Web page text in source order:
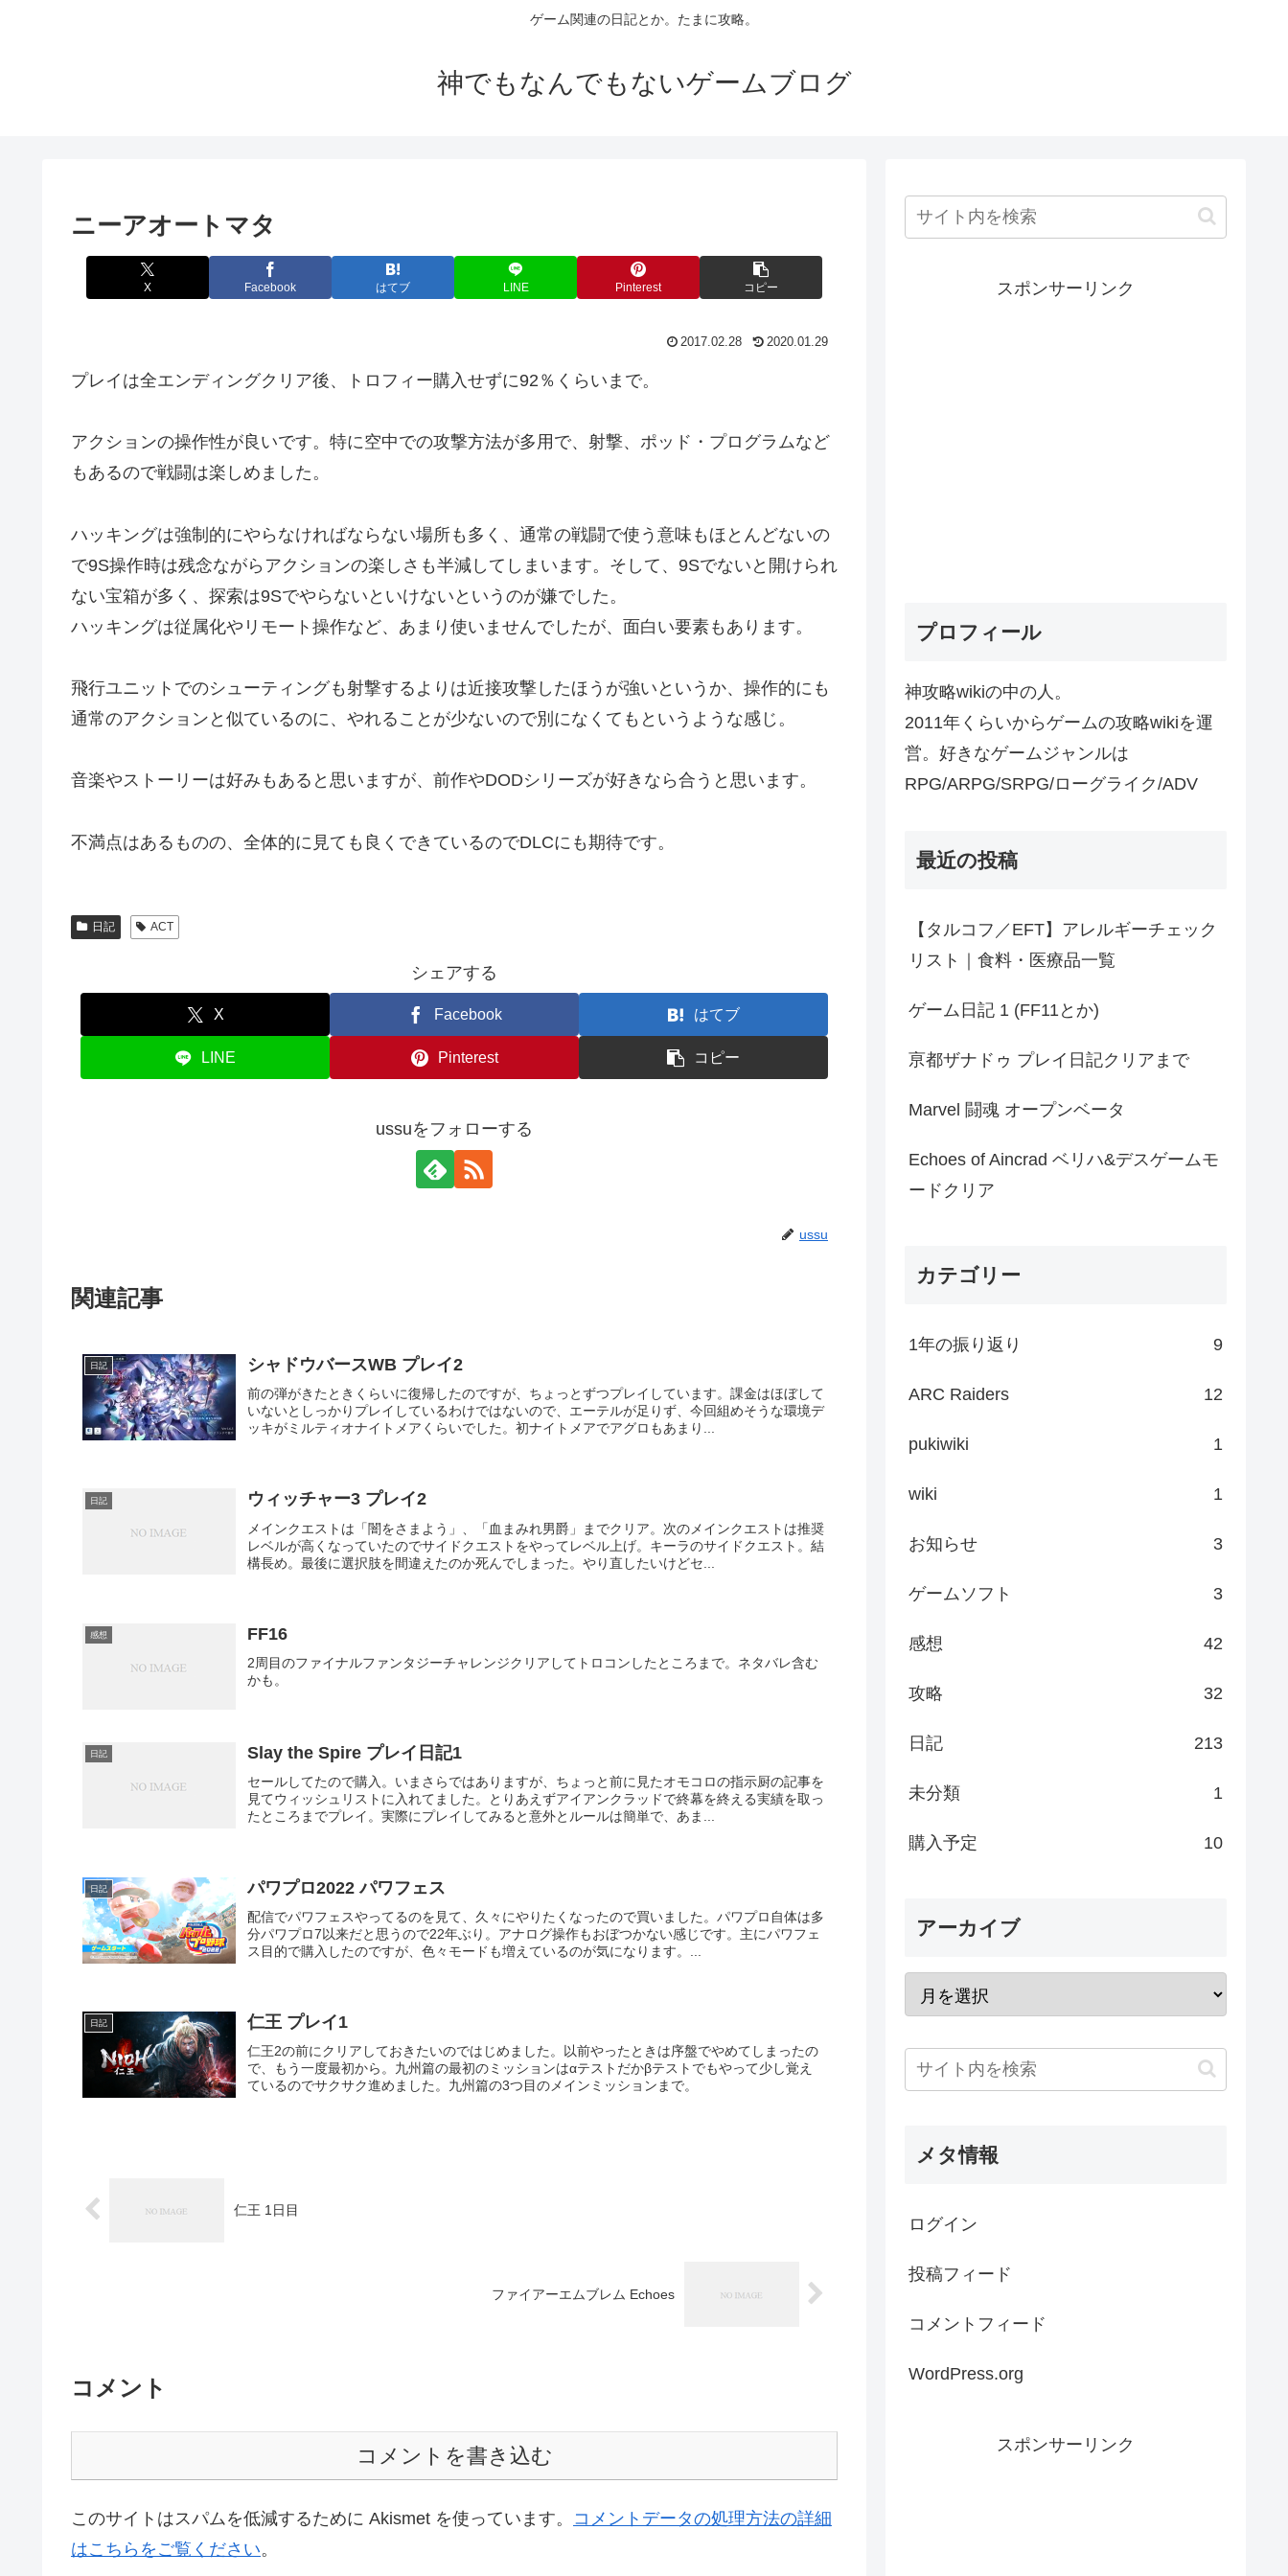
ゲーム関連の日記とか。たまに攻略。
神でもなんでもないゲームブログ
ニーアオートマタ
X Facebook はてブ LINE Pinterest コピー
2017.02.28 2020.01.29
プレイは全エンディングクリア後、トロフィー購入せずに92％くらいまで。
アクションの操作性が良いです。特に空中での攻撃方法が多用で、射撃、ポッド・プログラムなど
もあるので戦闘は楽しめました。
ハッキングは強制的にやらなければならない場所も多く、通常の戦闘で使う意味もほとんどないの
で9S操作時は残念ながらアクションの楽しさも半減してしまいます。そして、9Sでないと開けられ
ない宝箱が多く、探索は9Sでやらないといけないというのが嫌でした。
ハッキングは従属化やリモート操作など、あまり使いませんでしたが、面白い要素もあります。
飛行ユニットでのシューティングも射撃するよりは近接攻撃したほうが強いというか、操作的にも
通常のアクションと似ているのに、やれることが少ないので別になくてもというような感じ。
音楽やストーリーは好みもあると思いますが、前作やDODシリーズが好きなら合うと思います。
不満点はあるものの、全体的に見ても良くできているのでDLCにも期待です。
日記 ACT
シェアする
X Facebook はてブ
LINE Pinterest コピー
ussuをフォローする
ussu
関連記事
日記 シャドウバースWB プレイ2
前の弾がきたときくらいに復帰したのですが、ちょっとずつプレイしています。課金はほぼして
いないとしっかりプレイしているわけではないので、エーテルが足りず、今回組めそうな環境デ
ッキがミルティオナイトメアくらいでした。初ナイトメアでアグロもあまり...
日記 ウィッチャー3 プレイ2
メインクエストは「闇をさまよう」、「血まみれ男爵」までクリア。次のメインクエストは推奨
レベルが高くなっていたのでサイドクエストをやってレベル上げ。キーラのサイドクエスト。結
構長め。最後に選択肢を間違えたのか死んでしまった。やり直したいけどセ...
感想 FF16
2周目のファイナルファンタジーチャレンジクリアしてトロコンしたところまで。ネタバレ含む
かも。
日記 Slay the Spire プレイ日記1
セールしてたので購入。いまさらではありますが、ちょっと前に見たオモコロの指示厨の記事を
見てウィッシュリストに入れてました。とりあえずアイアンクラッドで終幕を終える実績を取っ
たところまでプレイ。実際にプレイしてみると意外とルールは簡単で、あま...
日記 パワプロ2022 パワフェス
配信でパワフェスやってるのを見て、久々にやりたくなったので買いました。パワプロ自体は多
分パワプロ7以来だと思うので22年ぶり。アナログ操作もおぼつかない感じです。主にパワフェ
ス目的で購入したのですが、色々モードも増えているのが気になります。...
日記 仁王 プレイ1
仁王2の前にクリアしておきたいのではじめました。以前やったときは序盤でやめてしまったの
で、もう一度最初から。九州篇の最初のミッションはαテストだかβテストでもやって少し覚え
ているのでサクサク進めました。九州篇の3つ目のメインミッションまで。
仁王 1日目
ファイアーエムブレム Echoes
コメント
コメントを書き込む
このサイトはスパムを低減するために Akismet を使っています。 コメントデータの処理方法の詳細
はこちらをご覧ください。
スポンサーリンク
プロフィール
神攻略wikiの中の人。
2011年くらいからゲームの攻略wikiを運
営。好きなゲームジャンルは
RPG/ARPG/SRPG/ローグライク/ADV
最近の投稿
【タルコフ／EFT】アレルギーチェック
リスト｜食料・医療品一覧
ゲーム日記 1 (FF11とか)
亰都ザナドゥ プレイ日記クリアまで
Marvel 闘魂 オープンベータ
Echoes of Aincrad ベリハ&デスゲームモ
ードクリア
カテゴリー
1年の振り返り 9
ARC Raiders 12
pukiwiki 1
wiki 1
お知らせ 3
ゲームソフト 3
感想 42
攻略 32
日記 213
未分類 1
購入予定 10
アーカイブ
メタ情報
ログイン
投稿フィード
コメントフィード
WordPress.org
スポンサーリンク